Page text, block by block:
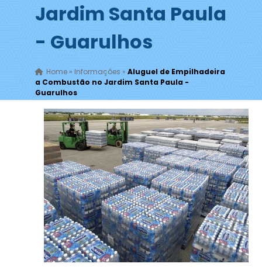
Jardim Santa Paula
- Guarulhos
Home» Informações » Aluguel de Empilhadeira
a Combustão no Jardim Santa Paula -
Guarulhos